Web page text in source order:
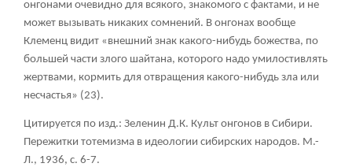
онгонами очевидно для всякого, знакомого с фактами, и не
может вызывать никаких сомнений. В онгонах вообще
Клеменц видит «внешний знак какого-нибудь божества, по
большей части злого шайтана, которого надо умилостивлять
жертвами, кормить для отвращения какого-нибудь зла или
несчастья» (23).
Цитируется по изд.: Зеленин Д.К. Культ онгонов в Сибири.
Пережитки тотемизма в идеологии сибирских народов. М.-
Л., 1936, с. 6-7.